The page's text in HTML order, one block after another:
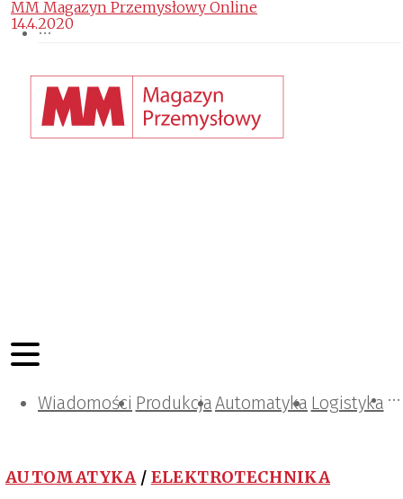
Wiadomości ProdukcjaAutomatyka Logistyka
Projektowanie i konstrukcje
Zarządzanie i IT
Tematy specjalne
AUTOMATYKA / ELEKTROTECHNIKA
MM Magazyn Przemysłowy Online
14.4.2020